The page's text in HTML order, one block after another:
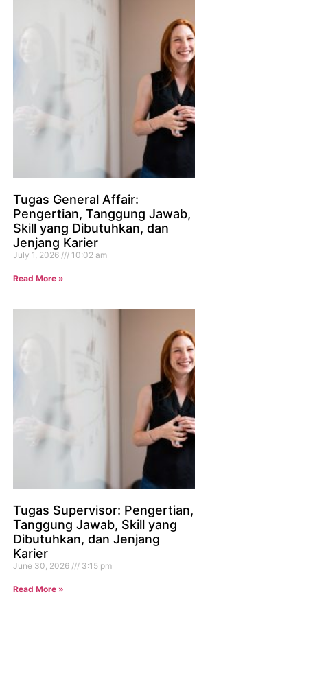
Tugas General Affair:
Pengertian, Tanggung Jawab,
Skill yang Dibutuhkan, dan
Jenjang Karier
July 1, 2026 10:02 am
Read More »
Tugas Supervisor: Pengertian,
Tanggung Jawab, Skill yang
Dibutuhkan, dan Jenjang
Karier
June 30, 2026 3:15 pm
Read More »